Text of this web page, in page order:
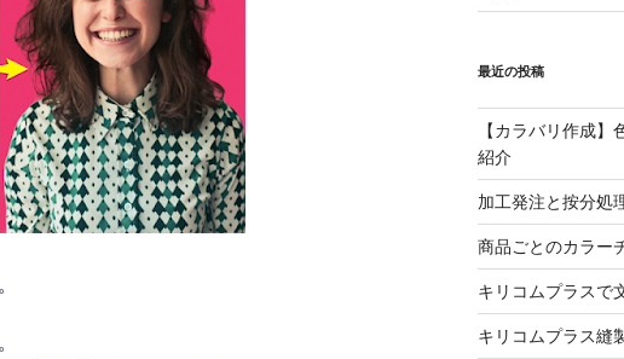
最近の投稿
【カラバリ作成
紹介
加工発注と按分処
商品ごとのカラー
キリコムプラスで
キリコムプラス縫